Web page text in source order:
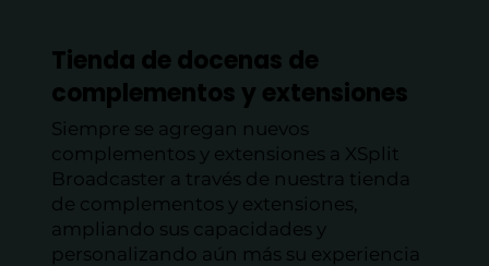
Tienda de docenas de
complementos y extensiones
Siempre se agregan nuevos
complementos y extensiones a XSplit
Broadcaster a través de nuestra tienda
de complementos y extensiones,
ampliando sus capacidades y
personalizando aún más su experiencia